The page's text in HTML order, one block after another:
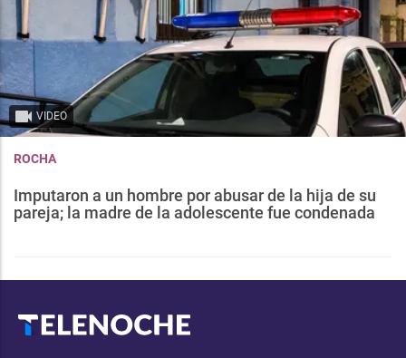
VIDEO
ROCHA
Imputaron a un hombre por abusar de la hija de su
pareja; la madre de la adolescente fue condenada